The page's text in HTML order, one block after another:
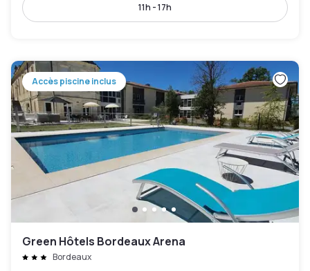
11h - 17h
Accès piscine inclus
Green Hôtels Bordeaux Arena
Bordeaux